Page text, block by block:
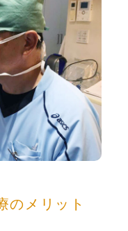
のメリット